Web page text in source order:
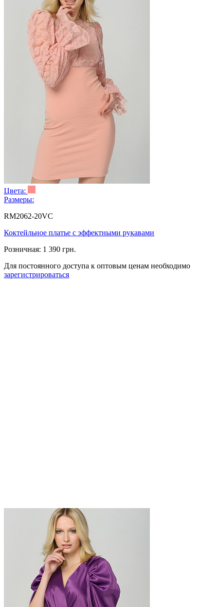
Цвета:
Размеры:
RM2062-20VC
Коктейльное платье с эффектными рукавами
Розничная: 1 390 грн.
Для постоянного доступа к оптовым ценам необходимо
зарегистрироваться